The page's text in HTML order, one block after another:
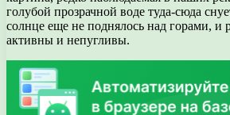
голубой прозрачной воде туда-сюда
солнце еще не поднялось над горами, и
активны и непугливы.